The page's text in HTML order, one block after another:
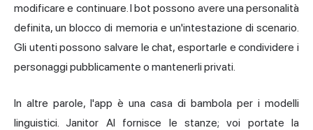
modificare e continuare. I bot possono avere una personalità
definita, un blocco di memoria e un'intestazione di scenario.
Gli utenti possono salvare le chat, esportarle e condividere i
personaggi pubblicamente o mantenerli privati.
In altre parole, l'app è una casa di bambola per i modelli
linguistici. Janitor AI fornisce le stanze; voi portate la